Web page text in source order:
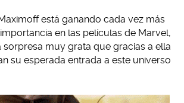
está ganando cada vez más
en las películas de Marvel,
sorpresa muy grata que gracias a ella
su esperada entrada a este universo